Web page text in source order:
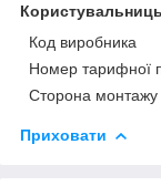
Код виробника
Номер тарифної
Сторона монтажу
Приховати